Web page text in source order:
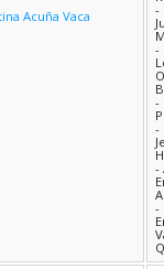
Acuña Vaca
-
-
-
-
-
-